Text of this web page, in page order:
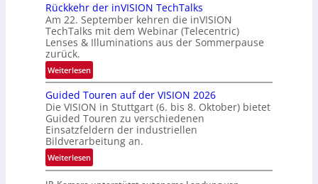
r
t
t
e
c
h
i
k
a
f
t
i
s
c
h
e
n
4
K
n
b
e
g
r
e
z
t
e
M
ö
g
Rückkehr der inVISION TechTalks
Am 22. September kehren die inVISION
TechTalks mit dem Webinar (Telecentric)
Lenses & Illuminations aus der Sommerpause
zurück.
Weiterlesen:
R
ü
c
k
k
e
h
Guided Touren auf der VISION 2026
Die VISION in Stuttgart (6. bis 8. Oktober) bietet
Guided Touren zu verschiedenen
Einsatzfeldern der industriellen
Bildverarbeitung an.
Weiterlesen:
G